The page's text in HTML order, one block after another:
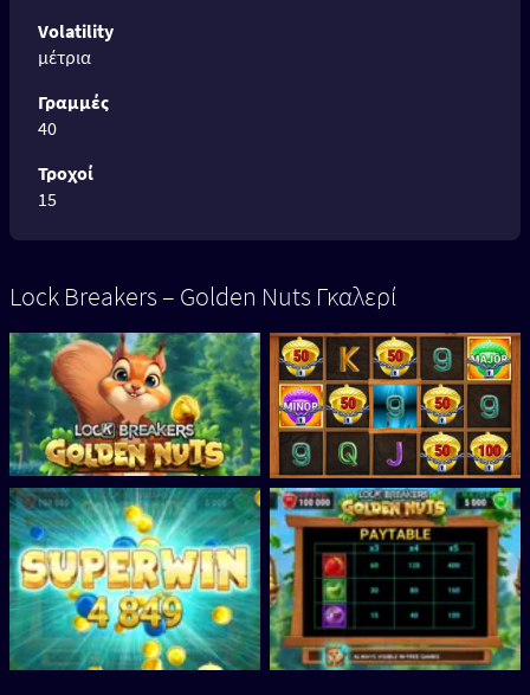
Volatility
μέτρια
Γραμμές
40
Τροχοί
15
Lock Breakers – Golden Nuts Γκαλερί